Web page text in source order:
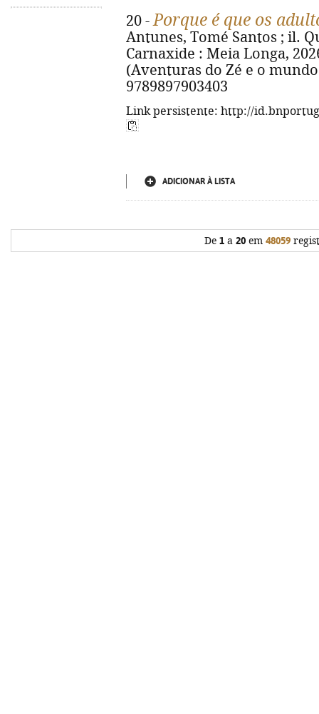
20 -Porque é que os
Antunes, Tomé Santos ; il.
Carnaxide : Meia Longa,
(Aventuras do Zé e o
9789897903403
Link persistente: http://
ADICIONAR À LISTA
De 1 a 20 em 48059